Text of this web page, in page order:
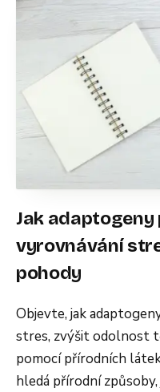
Jak adaptogeny
vyrovnávání
pohody
Objevte, jak
stres, zvýšit odolnost
pomocí přírodních
hledá přírodní